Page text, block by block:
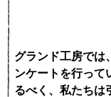
グランド工房では
ンケートを行って
るべく、私たちは